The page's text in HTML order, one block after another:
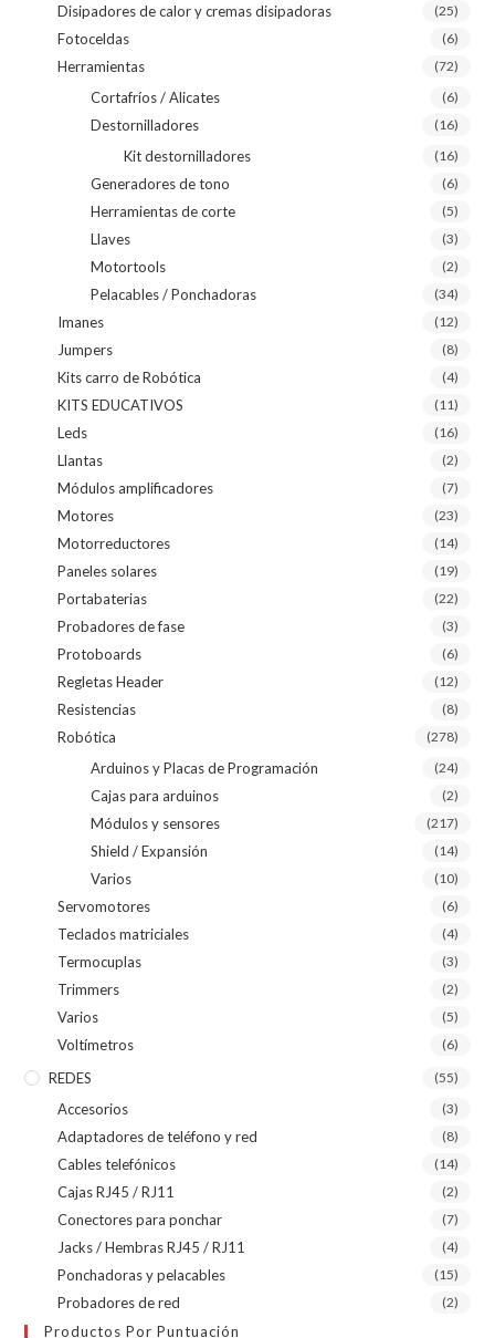
Disipadores de calor y cremas disipadoras (25)
Fotoceldas (6)
Herramientas (72)
Cortafríos / Alicates (6)
Destornilladores (16)
Kit destornilladores (16)
Generadores de tono (6)
Herramientas de corte (5)
Llaves (3)
Motortools (2)
Pelacables / Ponchadoras (34)
Imanes (12)
Jumpers (8)
Kits carro de Robótica (4)
KITS EDUCATIVOS (11)
Leds (16)
Llantas (2)
Módulos amplificadores (7)
Motores (23)
Motorreductores (14)
Paneles solares (19)
Portabaterias (22)
Probadores de fase (3)
Protoboards (6)
Regletas Header (12)
Resistencias (8)
Robótica (278)
Arduinos y Placas de Programación (24)
Cajas para arduinos (2)
Módulos y sensores (217)
Shield / Expansión (14)
Varios (10)
Servomotores (6)
Teclados matriciales (4)
Termocuplas (3)
Trimmers (2)
Varios (5)
Voltímetros (6)
REDES (55)
Accesorios (3)
Adaptadores de teléfono y red (8)
Cables telefónicos (14)
Cajas RJ45 / RJ11 (2)
Conectores para ponchar (7)
Jacks / Hembras RJ45 / RJ11 (4)
Ponchadoras y pelacables (15)
Probadores de red (2)
Productos Por Puntuación